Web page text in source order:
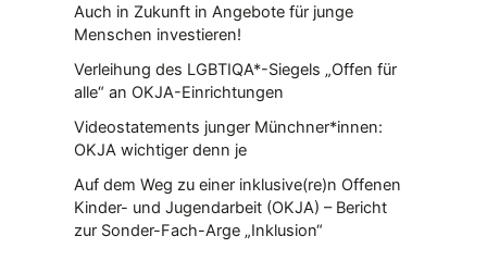
Auch in Zukunft in Angebote für junge
Menschen investieren!
Verleihung des LGBTIQA*-Siegels „Offen für
alle“ an OKJA-Einrichtungen
Videostatements junger Münchner*innen:
OKJA wichtiger denn je
Auf dem Weg zu einer inklusive(re)n Offenen
Kinder- und Jugendarbeit (OKJA) – Bericht
zur Sonder-Fach-Arge „Inklusion“